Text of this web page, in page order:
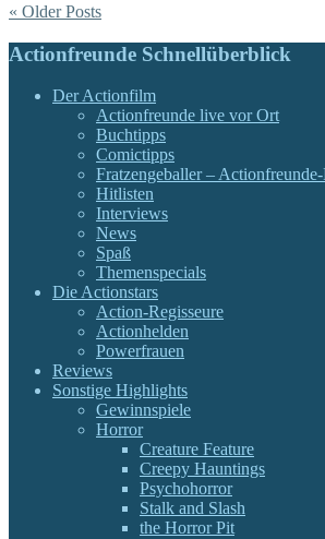
« Older Posts
Actionfreunde Schnellüberblick
Der Actionfilm
Actionfreunde live vor Ort
Buchtipps
Comictipps
Fratzengeballer – Actionfreunde-
Hitlisten
Interviews
News
Spaß
Themenspecials
Die Actionstars
Action-Regisseure
Actionhelden
Powerfrauen
Reviews
Sonstige Highlights
Gewinnspiele
Horror
Creature Feature
Creepy Hauntings
Psychohorror
Stalk and Slash
the Horror Pit